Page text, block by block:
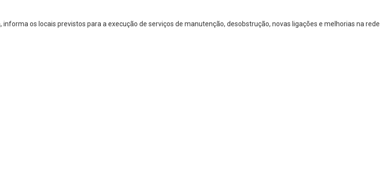
os locais previstos para a execução de serviços de manutenção, desobstrução, novas ligações e melhorias na rede